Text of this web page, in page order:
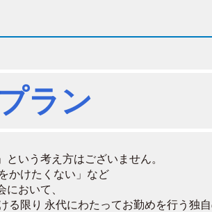
ラン
いう考え方はございません。
かけたくない」など
おいて、
る限り 永代にわたってお勤めを行う独